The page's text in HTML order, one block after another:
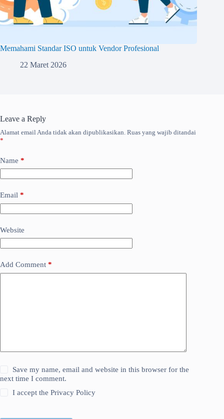
Memahami Standar ISO untuk Vendor Profesional
22 Maret 2026
Leave a Reply
Alamat email Anda tidak akan dipublikasikan. Ruas yang wajib ditandai
*
Name *
Email *
Website
Add Comment *
Save my name, email and website in this browser for the
next time I comment.
I accept thePrivacy Policy